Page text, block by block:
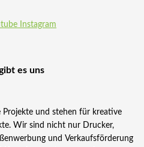
Instagram
es uns
Projekte und stehen für kreative
Wir sind nicht nur Drucker,
und Verkaufsförderung